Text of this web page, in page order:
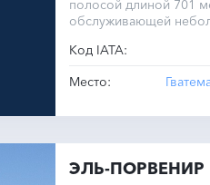
полосой длиной 701
обслуживающей
Код IATA:
Место:
ЭЛЬ-ПОРВЕНИР